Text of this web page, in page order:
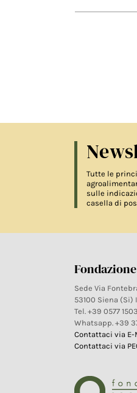
Tutte le
sulle
casella di
Sede Via
53100 Siena (Si)
Tel. +39 0577
Whatsapp. +39
Contattaci via E-
Contattaci via